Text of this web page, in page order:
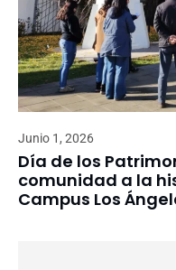
Junio 1, 2026
Día de los
comunidad a la
Campus Los